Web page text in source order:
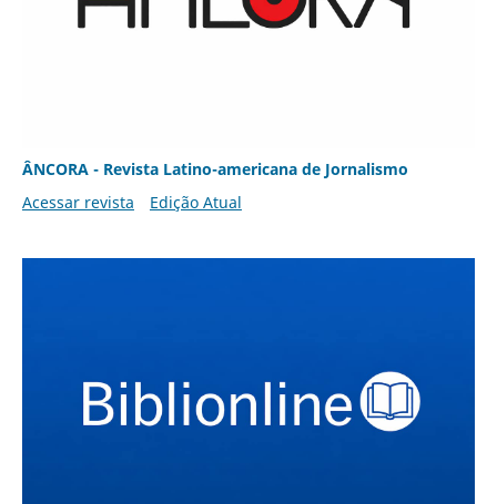
ÂNCORA - Revista Latino-americana de Jornalismo
Acessar revista
Edição Atual